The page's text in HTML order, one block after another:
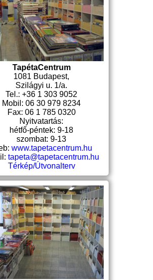
TapétaCentrum
1081 Budapest,
Szilágyi u. 1/a.
Tel.: +36 1 303 9052
Mobil: 06 30 979 8234
Fax: 06 1 785 0320
Nyitvatartás:
hétfő-péntek: 9-18
szombat: 9-13
www.tapetacentrum.hu
tapeta@tapetacentrum.hu
Térkép/Útvonalterv